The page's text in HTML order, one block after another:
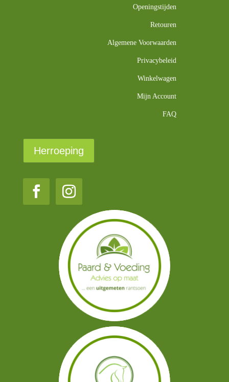
Openingstijden
Retouren
Algemene Voorwaarden
Privacybeleid
Winkelwagen
Mijn Account
FAQ
Herroeping